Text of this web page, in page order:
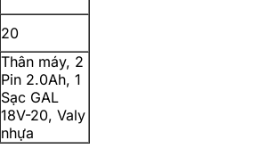
20
Thân máy, 2
Pin 2.0Ah, 1
Sạc GAL
18V-20, Valy
nhựa